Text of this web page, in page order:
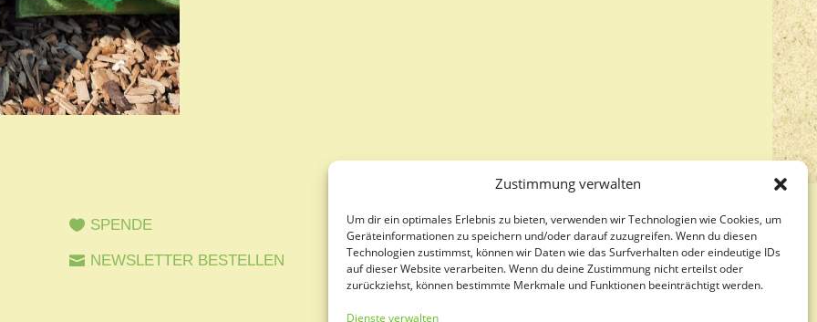
Zustimmung verwalten
Um dir ein optimales Erlebnis zu bieten, verwenden wir Technologien wie Cookies, um
Geräteinformationen zu speichern und/oder darauf zuzugreifen. Wenn du diesen
Technologien zustimmst, können wir Daten wie das Surfverhalten oder eindeutige IDs
auf dieser Website verarbeiten. Wenn du deine Zustimmung nicht erteilst oder
zurückziehst, können bestimmte Merkmale und Funktionen beeinträchtigt werden.
Dienste verwalten
SPENDE
NEWSLETTER BESTELLEN
DATENSCHUTZERKLÄRUNG
COOKIE-RICHTLINIE